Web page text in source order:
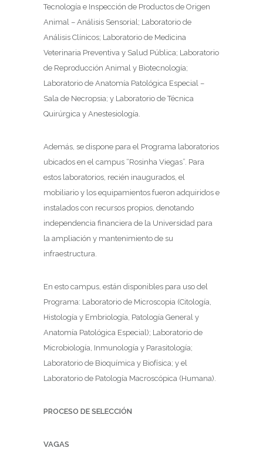
Tecnología e Inspección de Productos de Origen
Animal – Análisis Sensorial; Laboratorio de
Análisis Clínicos; Laboratorio de Medicina
Veterinaria Preventiva y Salud Pública; Laboratorio
de Reproducción Animal y Biotecnología;
Laboratorio de Anatomía Patológica Especial –
Sala de Necropsia; y Laboratorio de Técnica
Quirúrgica y Anestesiología.
Además, se dispone para el Programa laboratorios
ubicados en el campus “Rosinha Viegas”. Para
estos laboratorios, recién inaugurados, el
mobiliario y los equipamientos fueron adquiridos e
instalados con recursos propios, denotando
independencia financiera de la Universidad para
la ampliación y mantenimiento de su
infraestructura.
En esto campus, están disponibles para uso del
Programa: Laboratorio de Microscopia (Citología,
Histología y Embriología, Patología General y
Anatomía Patológica Especial); Laboratorio de
Microbiología, Inmunología y Parasitología;
Laboratorio de Bioquímica y Biofísica; y el
Laboratorio de Patología Macroscópica (Humana).
PROCESO DE SELECCIÓN
VAGAS